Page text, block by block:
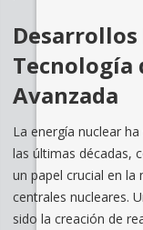
Tecnología
Avanzada
La energía nuclear
las últimas décadas,
un papel crucial en la
centrales nucleares.
sido la creación de